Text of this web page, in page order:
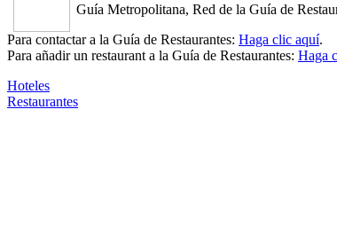
Guía Metropolitana, Red de la Guía de
Para contactar a la Guía de Restaurantes: Haga clic aquí.
Para añadir un restaurant a la Guía de Restaurantes: Haga
Hoteles
Restaurantes